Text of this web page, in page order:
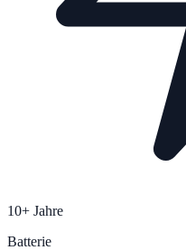
10+ Jahre
Batterie